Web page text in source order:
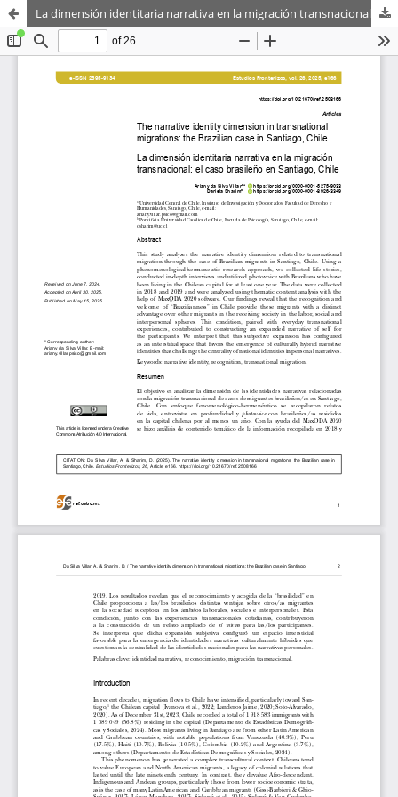
La dimensión identitaria narrativa en la migración transnacional: el caso brasileño en Santiago, Chile